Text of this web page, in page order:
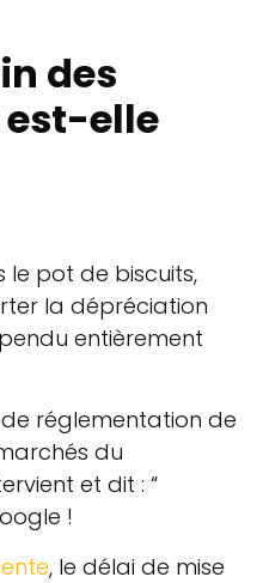
des
est-elle
le pot de biscuits,
la dépréciation
entièrement
réglementation de
du
et dit : “
!
, le délai de mise